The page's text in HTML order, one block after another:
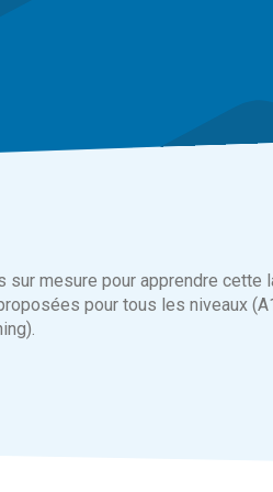
mesure pour apprendre cette
pour tous les niveaux